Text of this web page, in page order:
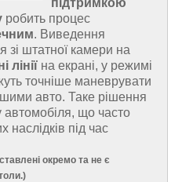
робить процес
. Виведення
зі штатної камери на
лінії на екрані, у режимі
точніше маневрувати
авто. Таке рішення
автомобіля, що часто
під час
окремо та не є
)